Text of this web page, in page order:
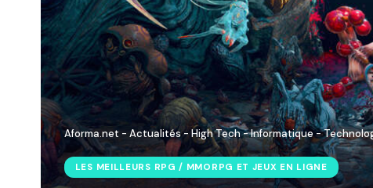
Aforma.net - Actualités - High Tech - Informatique -
LES MEILLEURS RPG / MMORPG ET JEUX EN LIGNE